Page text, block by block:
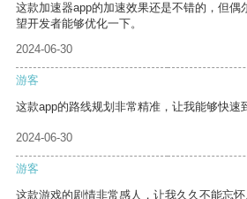
这款加速器app的加速效果还是不错的，但偶
望开发者能够优化一下。
2024-06-30
游客
这款app的路线规划非常精准，让我能够快速
2024-06-30
游客
这款游戏的剧情非常感人，让我久久不能忘怀